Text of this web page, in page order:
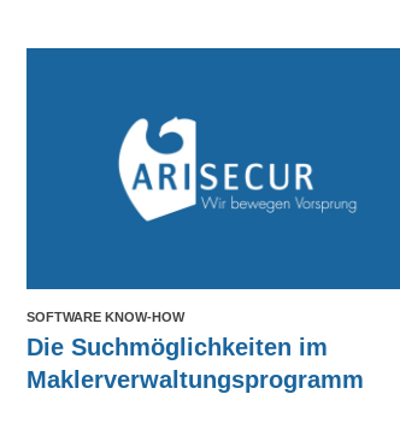
SOFTWARE KNOW-HOW
Die Suchmöglichkeiten im
Maklerverwaltungsprogramm